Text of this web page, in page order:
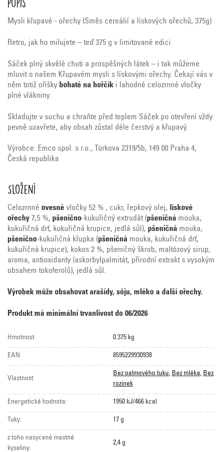
Mysli křupavé - ořechy (Směs cereálií a lískových ořechů, 375g)
Retro, jak ho milujete – teď 375 g v limitované edici
Sáček plný skvělé chuti a prospěšných látek – i tak můžeme
mluvit o našem Křupavém mysli s lískovými ořechy. Čekají vás v
něm totiž oříšky bohaté na hořčík i lahodné celozrnné vločky
plné vlákniny.
Skladujte v suchu a chraňte před teplem Sáček po otevření vždy
pevně uzavřete, aby obsah zůstal déle čerstvý a křupavý.
Výrobce: Emco spol. s r.o., Türkova 2319/5b, 149 00 Praha 4,
Česká republika
Složení
Celozrnné ovesné vločky 52 % , cukr, řepkový olej,
lískové
ořechy 7,5 %, pšenično-kukuřičný extrudát (pšeničná mouka,
kukuřičná drť, kukuřičná krupice, jedlá sůl), pšeničná mouka,
pšenično-kukuřičná křupka (pšeničná mouka, kukuřičná drť,
kukuřičná krupice), kokos 2 %, pšeničný škrob, maltózový sirup,
aroma, antioxidanty (askorbylpalmitát, přírodní extrakt s vysokým
obsahem tokoferolů), jedlá sůl.
Výrobek může obsahovat arašídy, sóju, mléko a další ořechy.
Produkt má minimální trvanlivost do 06/2026
Hmotnost 0.375 kg
EAN 8595229930938
Vlastnost
Bez palmového tuku, Bez mléka, Bez
rozinek
Energetická hodnota: 1950 kJ/466 kcal
Tuky: 17 g
z toho nasycené mastné
kyseliny:
2,4 g